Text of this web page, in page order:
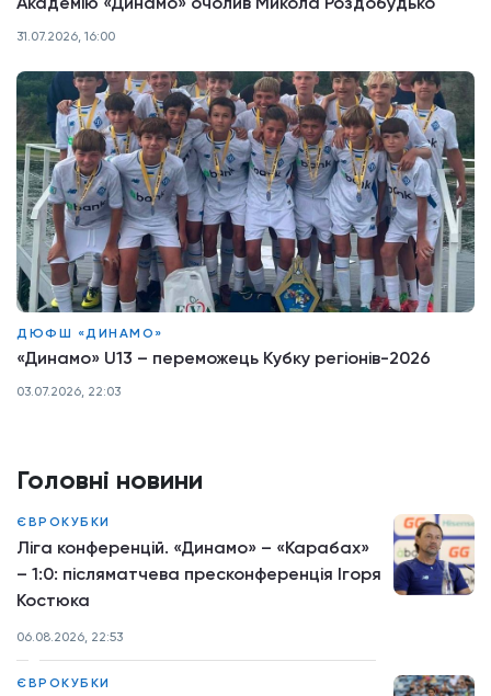
Головні новини
ЄВРОКУБКИ
Ліга конференцій. «Динамо» – «Карабах»
– 1:0: післяматчева пресконференція Ігоря
Костюка
06.08.2026, 22:53
ЄВРОКУБКИ
31.07.2026, 16:00
ДЮФШ «ДИНАМО»
«Динамо» U13 – переможець Кубку регіонів-2026
03.07.2026, 22:03